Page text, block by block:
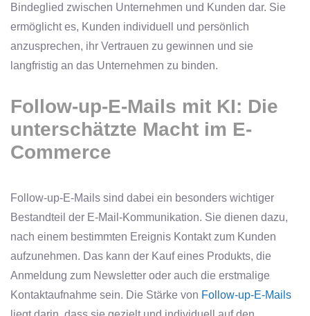
Bindeglied zwischen Unternehmen und Kunden dar. Sie
ermöglicht es, Kunden individuell und persönlich
anzusprechen, ihr Vertrauen zu gewinnen und sie
langfristig an das Unternehmen zu binden.
Follow-up-E-Mails mit KI: Die
unterschätzte Macht im E-
Commerce
Follow-up-E-Mails sind dabei ein besonders wichtiger
Bestandteil der E-Mail-Kommunikation. Sie dienen dazu,
nach einem bestimmten Ereignis Kontakt zum Kunden
aufzunehmen. Das kann der Kauf eines Produkts, die
Anmeldung zum Newsletter oder auch die erstmalige
Kontaktaufnahme sein. Die Stärke von Follow-up-E-Mails